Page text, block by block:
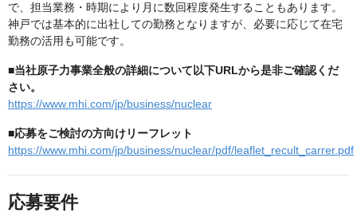
で、担当業務・時期により月に数回程度発生することもあります。
神戸では基本的に出社しての勤務となりますが、必要に応じて在宅
勤務の活用も可能です。
■当社原子力事業全般の詳細について以下URLから是非ご確認くだ
さい。
https://www.mhi.com/jp/business/nuclear
■応募をご検討の方向けリーフレット
https://www.mhi.com/jp/business/nuclear/pdf/leaflet_recult_carrer.pdf
応募要件